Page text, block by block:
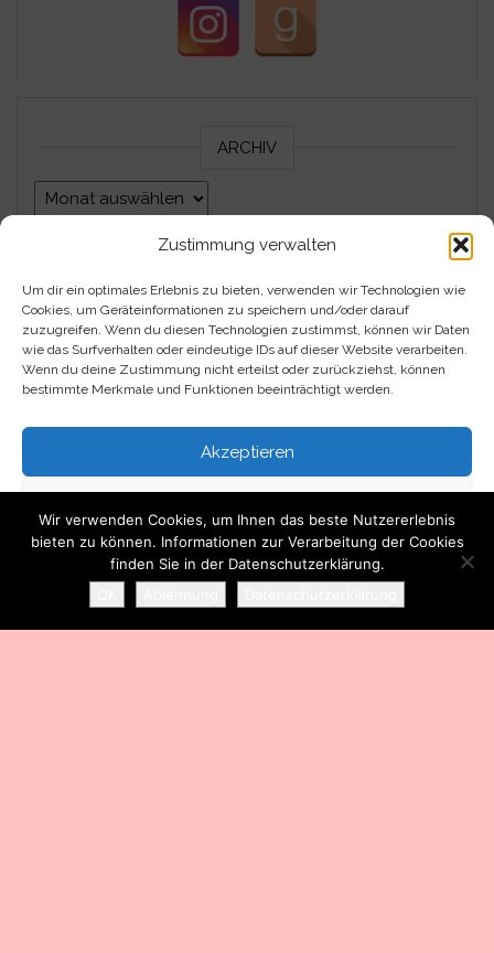
Zustimmung verwalten
Um dir ein optimales Erlebnis zu bieten, verwenden wir Technologien wie
Cookies, um Geräteinformationen zu speichern und/oder darauf
zuzugreifen. Wenn du diesen Technologien zustimmst, können wir Daten
wie das Surfverhalten oder eindeutige IDs auf dieser Website verarbeiten.
Wenn du deine Zustimmung nicht erteilst oder zurückziehst, können
bestimmte Merkmale und Funktionen beeinträchtigt werden.
Akzeptieren
Einstellungen ansehen
ARCHIV
Archiv
Impressum
Datenschutzerklärung
Kontakt
Stolz präsentiert vonWordPress |Theme:Head Blog
Wir verwenden Cookies, um Ihnen das beste Nutzererlebnis
bieten zu können. Informationen zur Verarbeitung der Cookies
finden Sie in der Datenschutzerklärung.